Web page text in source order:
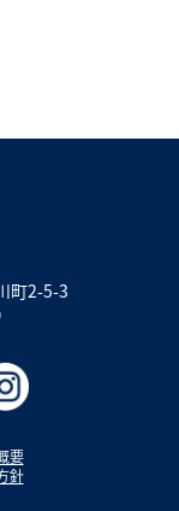
町2-5-3
要
針